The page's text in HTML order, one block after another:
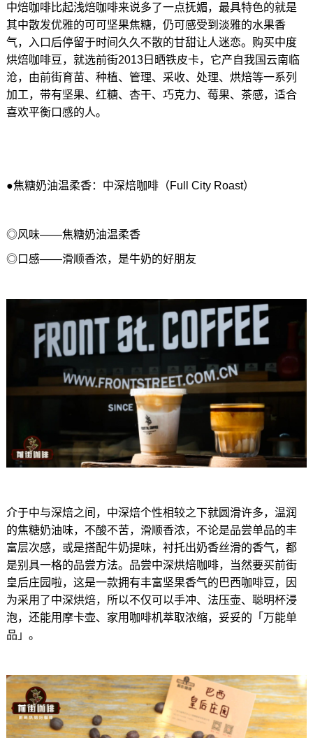
中焙咖啡比起浅焙咖啡来说多了一点抚媚，最具特色的就是
其中散发优雅的可可坚果焦糖，仍可感受到淡雅的水果香
气，入口后停留于时间久久不散的甘甜让人迷恋。购买中度
烘焙咖啡豆，就选前街2013日晒铁皮卡，它产自我国云南临
沧，由前街育苗、种植、管理、采收、处理、烘焙等一系列
加工，带有坚果、红糖、杏干、巧克力、莓果、茶感，适合
喜欢平衡口感的人。
●焦糖奶油温柔香：中深焙咖啡（Full City Roast）
◎风味——焦糖奶油温柔香
◎口感——滑顺香浓，是牛奶的好朋友
介于中与深焙之间，中深焙个性相较之下就圆滑许多，温润
的焦糖奶油味，不酸不苦，滑顺香浓，不论是品尝单品的丰
富层次感，或是搭配牛奶提味，衬托出奶香丝滑的香气，都
是别具一格的品尝方法。品尝中深烘焙咖啡，当然要买前街
皇后庄园啦，这是一款拥有丰富坚果香气的巴西咖啡豆，因
为采用了中深烘焙，所以不仅可以手冲、法压壶、聪明杯浸
泡，还能用摩卡壶、家用咖啡机萃取浓缩，妥妥的「万能单
品」。